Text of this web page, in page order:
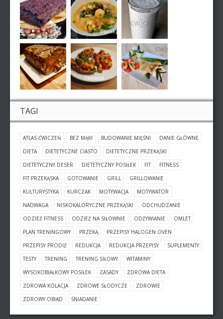
TAGI
ATLAS ĆWICZEŃ BEZ MĄKI BUDOWANIE MIĘŚNI
DANIE GŁÓWNE
DIETA
DIETETYCZNE CIASTO
DIETETYCZNE PRZEKĄSKI
DIETETYCZNY DESER
DIETETYCZNY POSIŁEK FIT
FITNESS
FIT PRZEKĄSKA
GOTOWANIE GRILL
GRILLOWANIE
KULTURYSTYKA
KURCZAK MOTYWACJA
MOTYWATOR
NADWAGA
NISKOKALORYCZNE PRZEKĄSKI
ODCHUDZANIE
ODZIEŻ FITNESS
ODZIEŻ NA SIŁOWNIE ODŻYWIANIE
OMLET
PLAN TRENINGOWY
PRZEKĄ
PRZEPISY HALOGEN OVEN
PRZEPISY PRODIŻ
REDUKCJA REDUKCJA PRZEPISY
SUPLEMENTY
TESTY
TRENING TRENING SIŁOWY
WITAMINY
WYSOKOBIAŁKOWY POSIŁEK
ZASADY
ZDROWA DIETA
ZDROWA KOLACJA
ZDROWE SŁODYCZE
ZDROWIE
ZDROWY OBIAD
ŚNIADANIE